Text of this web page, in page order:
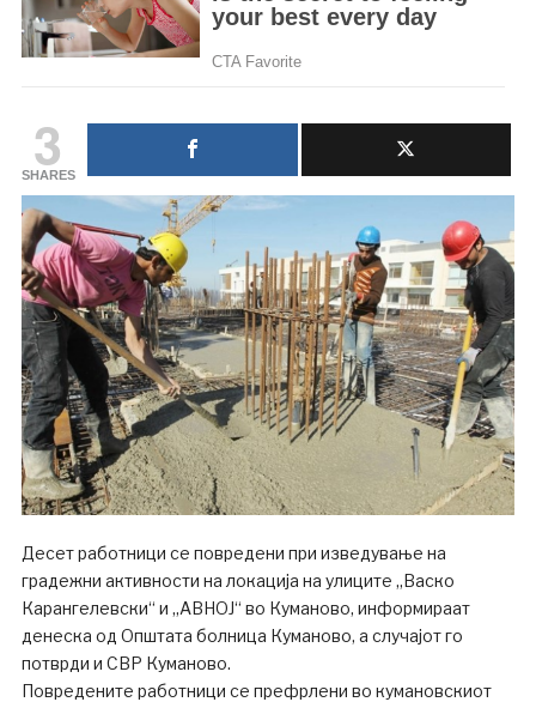
3
SHARES
Десет работници се повредени при изведување на
градежни активности на локација на улиците „Васко
Карангелевски“ и „АВНОЈ“ во Куманово, информираат
денеска од Општата болница Куманово, а случајот го
потврди и СВР Куманово.
Повредените работници се префрлени во кумановскиот